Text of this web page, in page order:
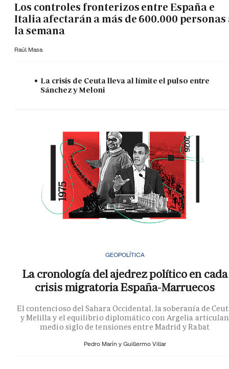
Los controles fronterizos entre España e
Italia afectarán a más de 600.000 personas
la semana
Raúl Masa
La crisis de Ceuta lleva al límite el pulso entre
Sánchez y Meloni
GEOPOLÍTICA
La cronología del ajedrez político en cada
crisis migratoria España-Marruecos
El contencioso del Sahara Occidental, la soberanía de
y Melilla y el equilibrio diplomático con Argelia articulan
medio siglo de tensiones entre Madrid y Rabat
Pedro Marín y Guillermo Villar